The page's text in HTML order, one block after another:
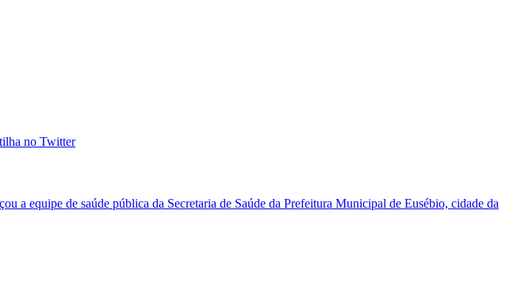
no Twitter
a equipe de saúde pública da Secretaria de Saúde da Prefeitura Municipal de Eusébio, cidade da